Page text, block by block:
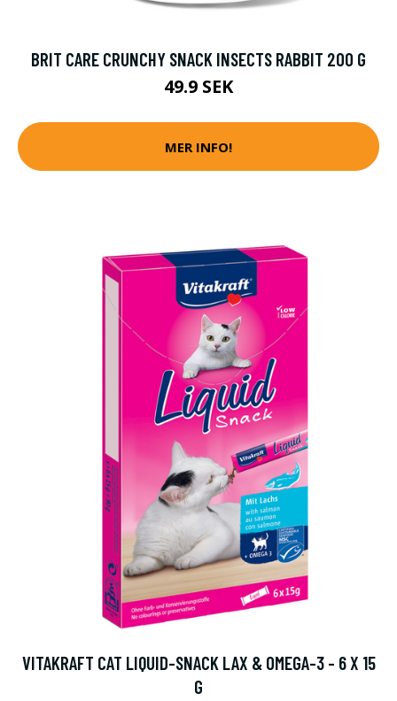
BRIT CARE CRUNCHY SNACK INSECTS RABBIT 200 G
49.9 SEK
MER INFO!
VITAKRAFT CAT LIQUID-SNACK LAX & OMEGA-3 - 6 X 15
G